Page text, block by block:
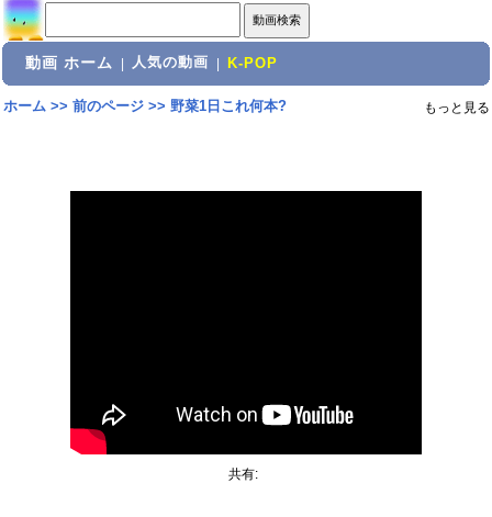
動画 ホーム 人気の動画 K-POP
ホーム>> 前のページ>> 野菜1日これ何本? もっと見る
共有: